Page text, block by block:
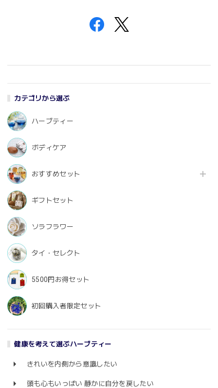
カテゴリから選ぶ
ハーブティー
ボディケア
おすすめセット
ギフトセット
ソラフラワー
タイ・セレクト
5500円お得セット
初回購入者限定セット
健康を考えて選ぶハーブティー
きれいを内側から意識したい
頭も心もいっぱい 静かに自分を戻したい